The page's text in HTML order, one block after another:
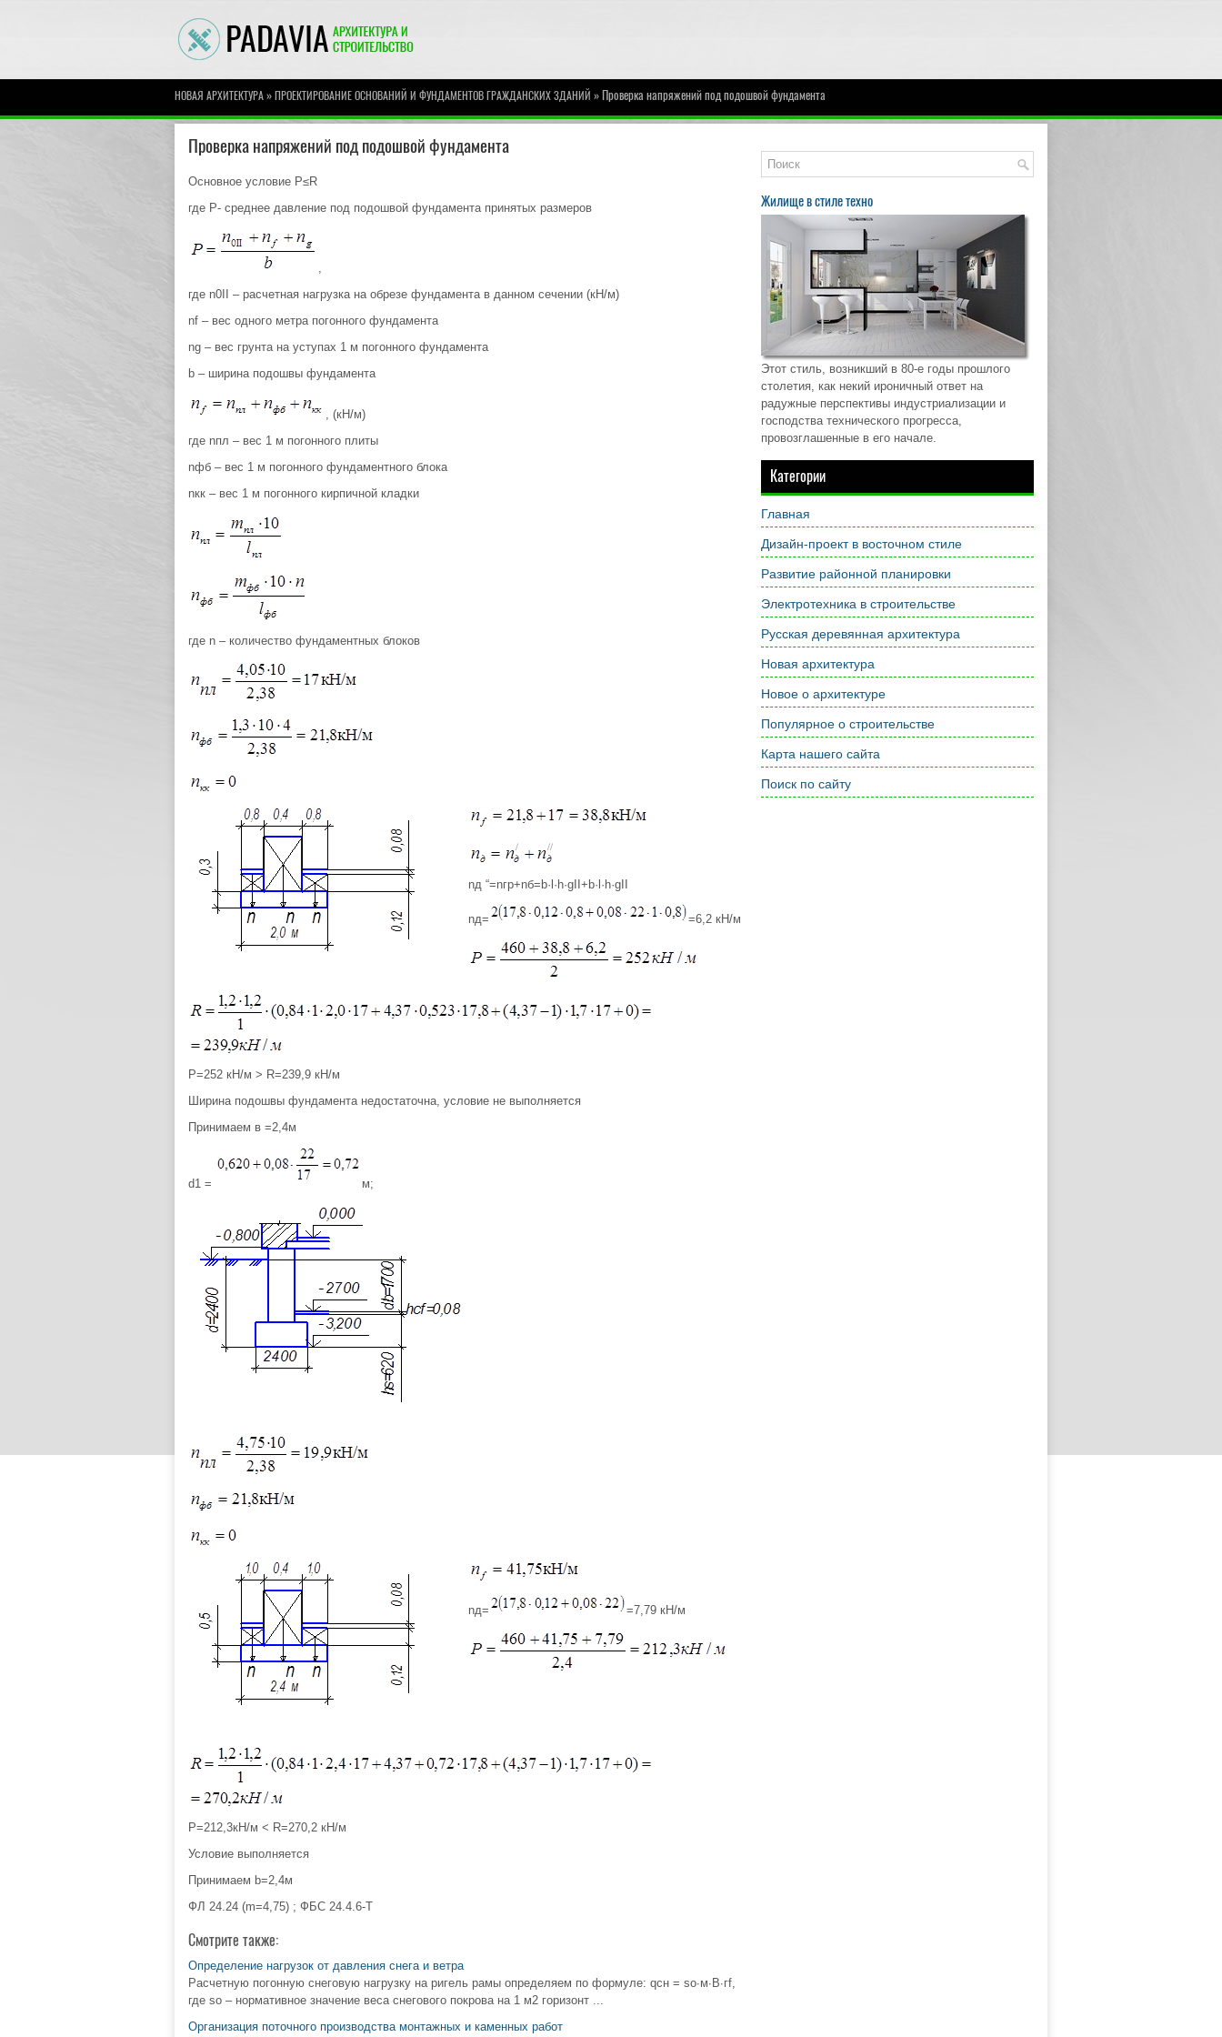
НОВАЯ АРХИТЕКТУРА»ПРОЕКТИРОВАНИЕ ОСНОВАНИЙ И ФУНДАМЕНТОВ ГРАЖДАНСКИХ ЗДАНИЙ » Проверка напряжений под подошвой фундамента
Проверка напряжений под подошвой фундамента
Основное условие P≤R
где P- среднее давление под подошвой фундамента принятых размеров
,
где n0II – расчетная нагрузка на обрезе фундамента в данном сечении (кН/м)
nf – вес одного метра погонного фундамента
ng – вес грунта на уступах 1 м погонного фундамента
b – ширина подошвы фундамента
, (кН/м)
где nпл – вес 1 м погонного плиты
nфб – вес 1 м погонного фундаментного блока
nкк – вес 1 м погонного кирпичной кладки
где n – количество фундаментных блоков
nд “=nгр+nб=b·l·h·gII+b·l·h·gII
nд= =6,2 кН/м
P=252 кН/м > R=239,9 кН/м
Ширина подошвы фундамента недостаточна, условие не выполняется
Принимаем в =2,4м
d1 = м;
nд= =7,79 кН/м
P=212,3кН/м < R=270,2 кН/м
Условие выполняется
Принимаем b=2,4м
ФЛ 24.24 (m=4,75) ; ФБС 24.4.6-Т
Смотрите также:
Определение нагрузок от давления снега и ветра
Расчетную погонную снеговую нагрузку на ригель рамы определяем по формуле: qсн = sо∙м∙B∙гf,
где so – нормативное значение веса снегового покрова на 1 м2 горизонт ...
Организация поточного производства монтажных и каменных работ
Жилище в стиле техно
Этот стиль, возникший в 80-е годы прошлого
столетия, как некий ироничный ответ на
радужные перспективы индустриализации и
господства технического прогресса,
провозглашенные в его начале.
Категории
Главная
Дизайн-проект в восточном стиле
Развитие районной планировки
Электротехника в строительстве
Русская деревянная архитектура
Новая архитектура
Новое о архитектуре
Популярное о строительстве
Карта нашего сайта
Поиск по сайту